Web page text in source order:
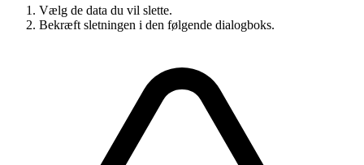
Vælg de data du vil slette.
Bekræft sletningen i den følgende dialogboks.